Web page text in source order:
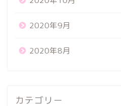
2020年9月
2020年8月
カテゴリー